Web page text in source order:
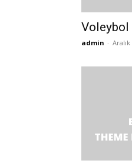
Voleybol
admin -